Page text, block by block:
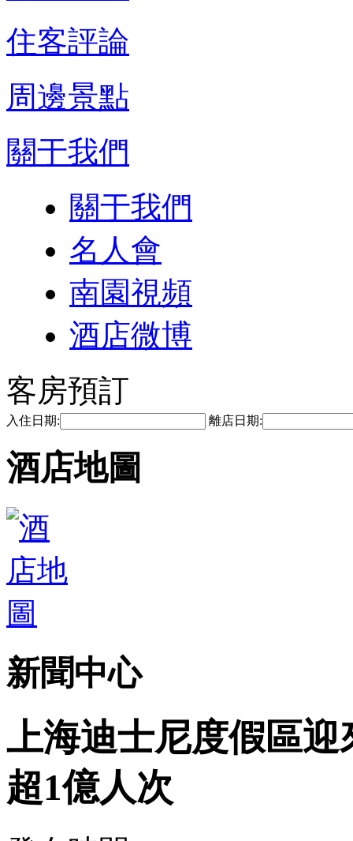
住客評論
周邊景點
關于我們
關于我們
名人會
南園視頻
酒店微博
客房預訂
入住日期: 離店日期:
酒店地圖
新聞中心
上海迪士尼度假區
超1億人次